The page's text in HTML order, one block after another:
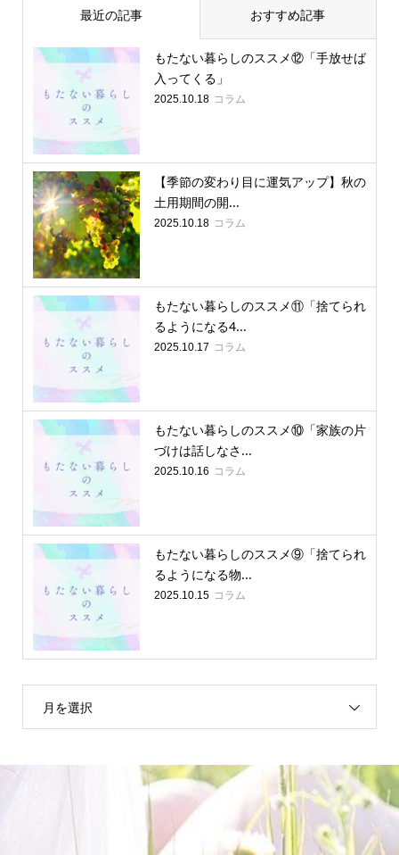
最近の記事 おすすめ記事
もたない暮らしのススメ⑫「手放せば
入ってくる」
2025.10.18 コラム
【季節の変わり目に運気アップ】秋の
土用期間の開...
2025.10.18 コラム
もたない暮らしのススメ⑪「捨てられ
るようになる4...
2025.10.17 コラム
もたない暮らしのススメ⑩「家族の片
づけは話しなさ...
2025.10.16 コラム
もたない暮らしのススメ⑨「捨てられ
るようになる物...
2025.10.15 コラム
月を選択